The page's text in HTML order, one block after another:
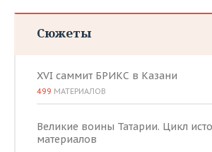
Сюжеты
XVI саммит БРИКС в Казани
499 МАТЕРИАЛОВ
Великие воины Татарии. Цикл
материалов